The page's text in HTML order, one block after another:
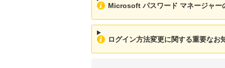
Microsoft パスワード マネージャー
ログイン方法変更に関する重要なお